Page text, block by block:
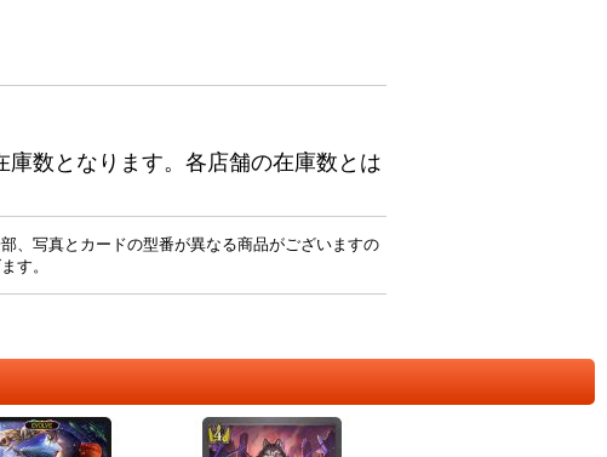
数となります。各店舗の在庫数とは
、写真とカードの型番が異なる商品がございますの
す。